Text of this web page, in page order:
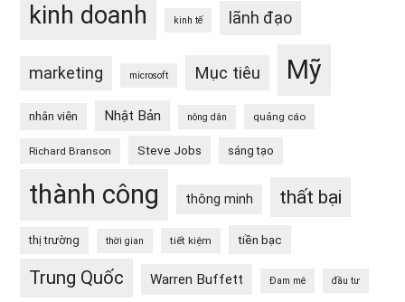
kinh doanh kinh tế lãnh đạo
marketing microsoft Mục tiêu Mỹ
nhân viên Nhật Bản nông dân quảng cáo
Richard Branson Steve Jobs sáng tạo
thành công thông minh thất bại
thị trường thời gian tiết kiệm tiền bạc
Trung Quốc Warren Buffett Đam mê đầu tư